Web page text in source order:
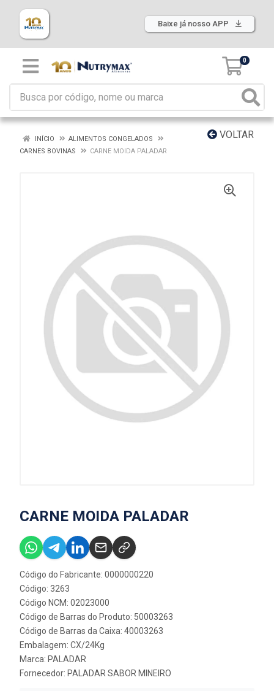
Baixe já nosso APP
0
VOLTAR
INÍCIO
ALIMENTOS CONGELADOS
CARNES BOVINAS
CARNE MOIDA PALADAR
CARNE MOIDA PALADAR
Código do Fabricante: 0000000220
Código: 3263
Código NCM: 02023000
Código de Barras do Produto: 50003263
Código de Barras da Caixa: 40003263
Embalagem: CX/24Kg
Marca: PALADAR
Fornecedor: PALADAR SABOR MINEIRO